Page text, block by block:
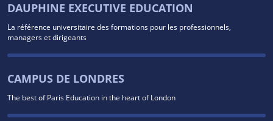
DAUPHINE EXECUTIVE EDUCATION
La référence universitaire des formations pour les professionnels,
managers et dirigeants
CAMPUS DE LONDRES
The best of Paris Education in the heart of London